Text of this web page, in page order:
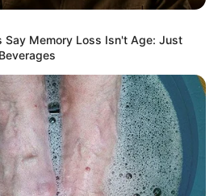
Say Memory Loss Isn't Age: Just